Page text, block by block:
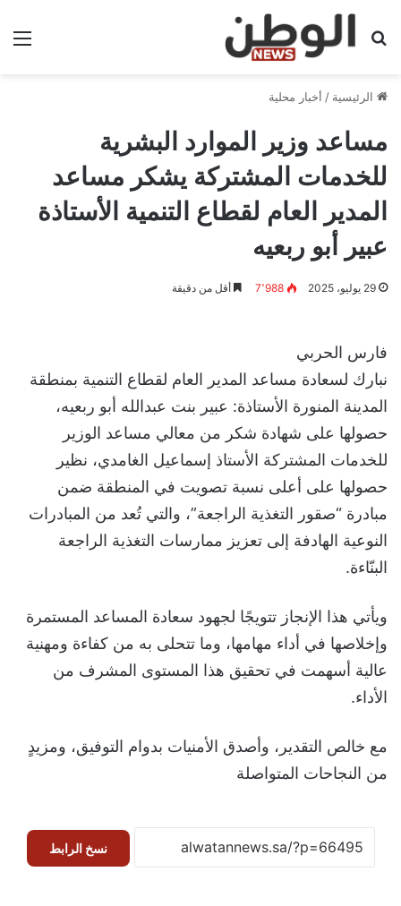
بحث عن
الرئيسية / أخبار محلية
مساعد وزير الموارد البشرية
للخدمات المشتركة يشكر مساعد
المدير العام لقطاع التنمية الأستاذة
عبير أبو ربعيه
29 يوليو، 2025 7٬988 أقل من دقيقة
فارس الحربي
نبارك لسعادة مساعد المدير العام لقطاع التنمية بمنطقة
المدينة المنورة الأستاذة: عبير بنت عبدالله أبو ربعيه،
حصولها على شهادة شكر من معالي مساعد الوزير
للخدمات المشتركة الأستاذ إسماعيل الغامدي، نظير
حصولها على أعلى نسبة تصويت في المنطقة ضمن
مبادرة “صقور التغذية الراجعة”، والتي تُعد من المبادرات
النوعية الهادفة إلى تعزيز ممارسات التغذية الراجعة
البنّاءة.
ويأتي هذا الإنجاز تتويجًا لجهود سعادة المساعد المستمرة
وإخلاصها في أداء مهامها، وما تتحلى به من كفاءة ومهنية
عالية أسهمت في تحقيق هذا المستوى المشرف من
الأداء.
مع خالص التقدير، وأصدق الأمنيات بدوام التوفيق، ومزيدٍ
من النجاحات المتواصلة
نسخ الرابط